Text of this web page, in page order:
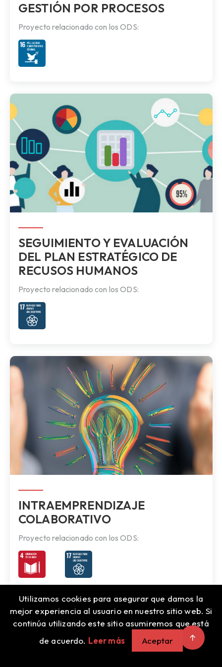
GESTIÓN POR PROCESOS
Proyecto relacionado con los ODS:
SEGUIMIENTO Y EVALUACIÓN
DEL PLAN ESTRATÉGICO DE
RECUSOS HUMANOS
Proyecto relacionado con los ODS:
INTRAEMPRENDIZAJE
COLABORATIVO
Proyecto relacionado con los ODS:
Utilizamos cookies para asegurar que damos la
mejor experiencia al usuario en nuestro sitio web. Si
continúa utilizando este sitio asumiremos que está
de acuerdo. Leer más Aceptar